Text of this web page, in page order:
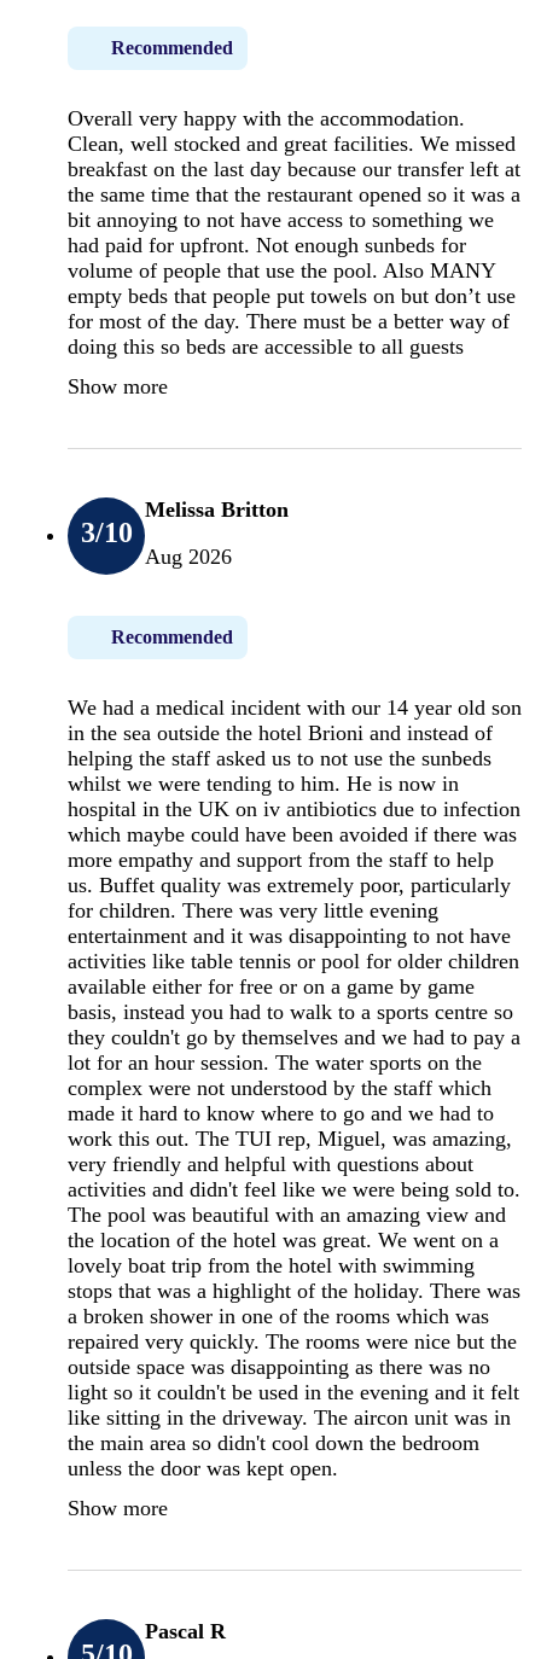
Recommended
Overall very happy with the accommodation.
Clean, well stocked and great facilities. We missed
breakfast on the last day because our transfer left at
the same time that the restaurant opened so it was a
bit annoying to not have access to something we
had paid for upfront. Not enough sunbeds for
volume of people that use the pool. Also MANY
empty beds that people put towels on but don’t use
for most of the day. There must be a better way of
doing this so beds are accessible to all guests
Show more
3/10
Melissa Britton
Aug 2026
Recommended
We had a medical incident with our 14 year old son
in the sea outside the hotel Brioni and instead of
helping the staff asked us to not use the sunbeds
whilst we were tending to him. He is now in
hospital in the UK on iv antibiotics due to infection
which maybe could have been avoided if there was
more empathy and support from the staff to help
us. Buffet quality was extremely poor, particularly
for children. There was very little evening
entertainment and it was disappointing to not have
activities like table tennis or pool for older children
available either for free or on a game by game
basis, instead you had to walk to a sports centre so
they couldn't go by themselves and we had to pay a
lot for an hour session. The water sports on the
complex were not understood by the staff which
made it hard to know where to go and we had to
work this out. The TUI rep, Miguel, was amazing,
very friendly and helpful with questions about
activities and didn't feel like we were being sold to.
The pool was beautiful with an amazing view and
the location of the hotel was great. We went on a
lovely boat trip from the hotel with swimming
stops that was a highlight of the holiday. There was
a broken shower in one of the rooms which was
repaired very quickly. The rooms were nice but the
outside space was disappointing as there was no
light so it couldn't be used in the evening and it felt
like sitting in the driveway. The aircon unit was in
the main area so didn't cool down the bedroom
unless the door was kept open.
Show more
Pascal R